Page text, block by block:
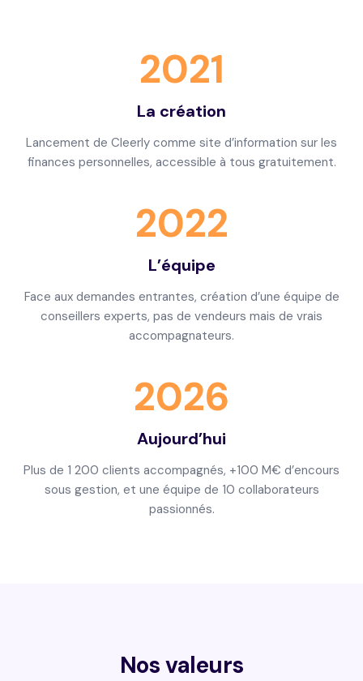
2021
La création
Lancement de Cleerly comme site d’information sur les
finances personnelles, accessible à tous gratuitement.
2022
L’équipe
Face aux demandes entrantes, création d’une équipe de
conseillers experts, pas de vendeurs mais de vrais
accompagnateurs.
2026
Aujourd’hui
Plus de 1 200 clients accompagnés, +100 M€ d’encours
sous gestion, et une équipe de 10 collaborateurs
passionnés.
Nos valeurs